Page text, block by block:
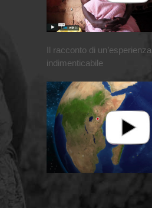
Il racconto di un’esperienza
indimenticabile